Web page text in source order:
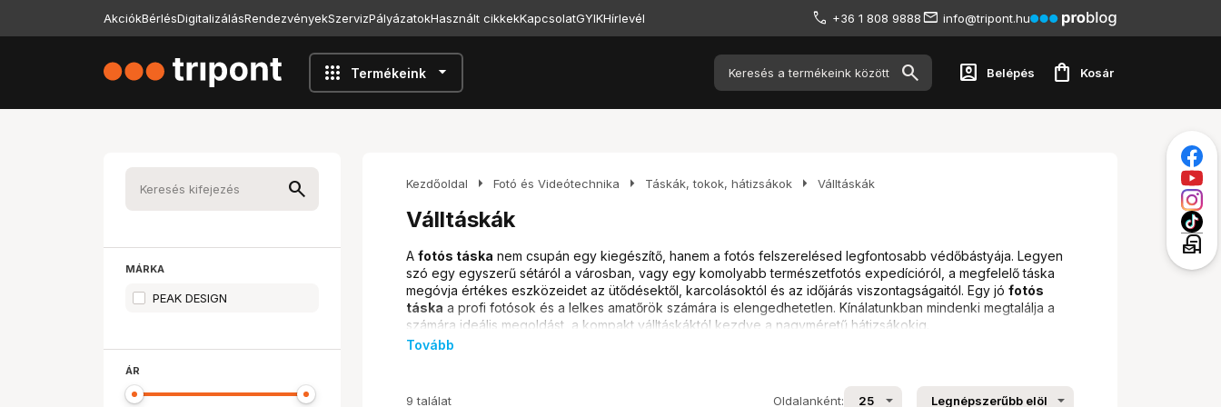
AkciókBérlésDigitalizálásRendezvényekSzervizPályázatokHasznált cikkekKapcsolatGYIKHírlevél +36 1 808 9888 info@tripont.hu
apps Termékeink arrow_drop_down account_box Belépés shopping_bag Kosár
Kezdőoldal arrow_right Fotó és Videótechnika arrow_right Táskák, tokok, hátizsákok arrow_right Válltáskák
Válltáskák
A fotós táska nem csupán egy kiegészítő, hanem a fotós felszerelésed legfontosabb védőbástyája. Legyen
szó egy egyszerű sétáról a városban, vagy egy komolyabb természetfotós expedícióról, a megfelelő táska
megóvja értékes eszközeidet az ütődésektől, karcolásoktól és az időjárás viszontagságaitól. Egy jó fotós
táska a profi fotósok és a lelkes amatőrök számára is elengedhetetlen. Kínálatunkban mindenki megtalálja a
számára ideális megoldást, a kompakt válltáskáktól kezdve a nagyméretű hátizsákokig.
Aválltáska ideális választás, ha gyorsan és könnyen szeretnél hozzáférni a felszerelésedhez. Egyhátizsák
Tovább
9 találat Oldalanként:
MÁRKA
PEAK DESIGN
ÁR
local_post_office